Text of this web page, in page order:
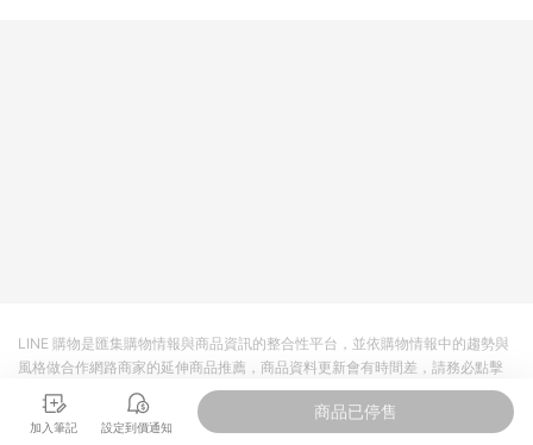
加入筆記 設定到價通知
商品已停售
LINE 購物是匯集購物情報與商品資訊的整合性平台，並依購物情報中的趨勢與
風格做合作網路商家的延伸商品推薦，商品資料更新會有時間差，請務必點擊
商品至各合作網路商家，確認現售價與購物條件，一切資訊以合作廠商網頁為
準。